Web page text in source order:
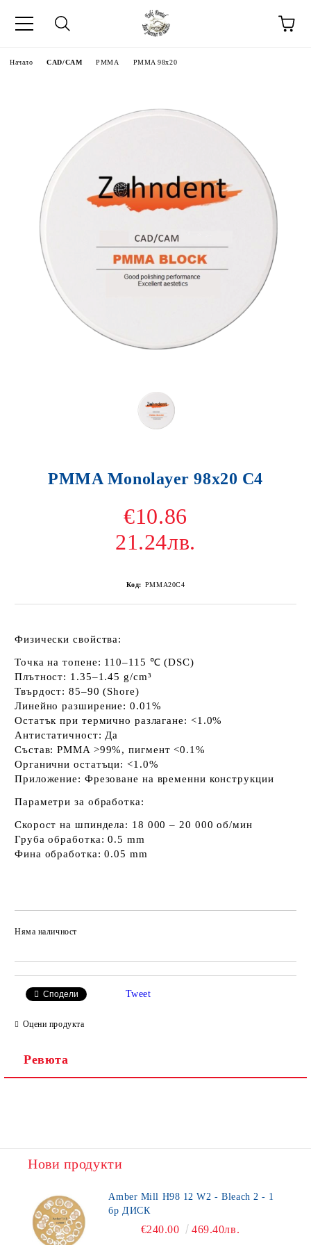
Начало CAD/CAM PMMA PMMA 98x20
PMMA Monolayer 98x20 C4
€10.86
21.24лв.
Код: PMMA20C4
Физически свойства:
Точка на топене: 110–115 ℃ (DSC)
Плътност: 1.35–1.45 g/cm³
Твърдост: 85–90 (Shore)
Линейно разширение: 0.01%
Остатък при термично разлагане: <1.0%
Антистатичност: Да
Състав: PMMA >99%, пигмент <0.1%
Органични остатъци: <1.0%
Приложение: Фрезоване на временни конструкции
Параметри за обработка:
Скорост на шпиндела: 18 000 – 20 000 об/мин
Груба обработка: 0.5 mm
Фина обработка: 0.05 mm
Няма наличност
Сподели Tweet
Оцени продукта
Ревюта
Нови продукти
Amber Mill H98 12 W2 - Bleach 2 - 1
бр ДИСК
€240.00 469.40лв.